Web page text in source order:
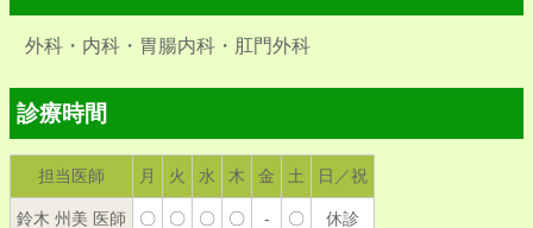
外科・内科・胃腸内科・肛門外科
診療時間
担当医師 月 火 水 木 金 土 日／祝
鈴木 州美 医師 〇 〇 〇 〇 - 〇 休診